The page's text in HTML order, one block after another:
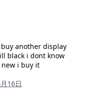
another display
black i dont know
i buy it
16日